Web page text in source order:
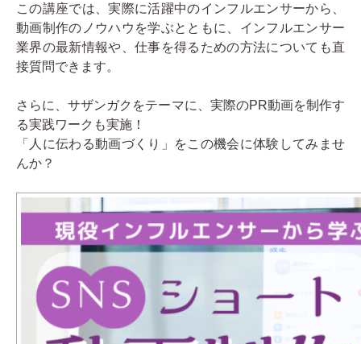
この講座では、実際に活躍中のインフルエンサーから、
動画制作のノウハウを学ぶとともに、インフルエンサー
業界の最新情報や、仕事を得るための方法についても直
接質問できます。
さらに、サザンガクをテーマに、実際のPR動画を制作す
る実践ワークも実施！
「人に伝わる動画づくり」をこの機会に体験してみませ
んか？